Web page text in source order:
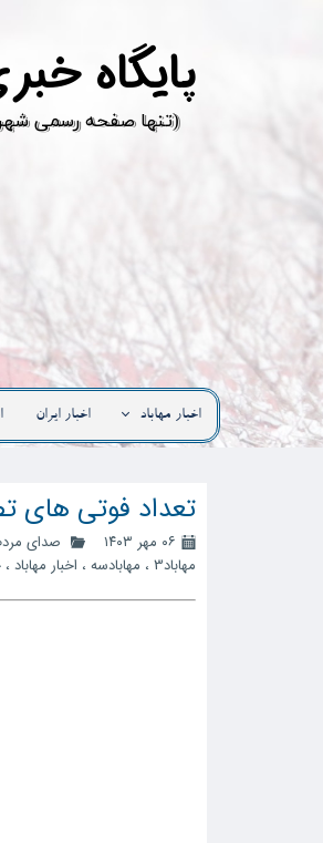
پ
​(تنها صفحه رسمی
اخبار مهاباد اخبار ایران
تعداد فوتی های
۰۶ مهر ۱۴۰۳ صدای
مهاباد3
، مهابادسه ، اخبار مهاباد ،